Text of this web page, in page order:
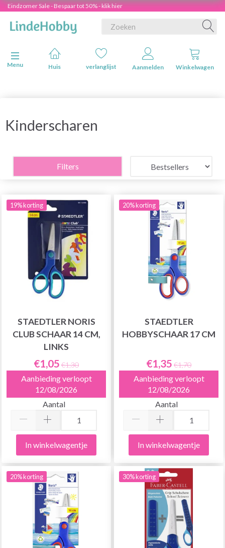
Eindzomer Sale - Bespaar tot 50% - klik hier
Navigatie in-/uitschakelen
Menu
Huis verlanglijst Aanmelden Winkelwagen
Kinderscharen
Filters
19% korting
STAEDTLER NORIS
CLUB SCHAAR 14 CM,
LINKS
€1,05 €1,30
Aanbieding verloopt
12/08/2026
Aantal
In winkelwagentje
20% korting
STAEDTLER
HOBBYSCHAAR 17 CM
€1,35 €1,70
Aanbieding verloopt
12/08/2026
Aantal
In winkelwagentje
20% korting 30% korting